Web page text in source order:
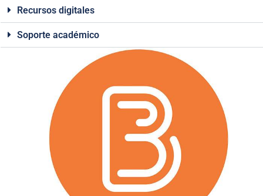
Recursos digitales
Soporte académico